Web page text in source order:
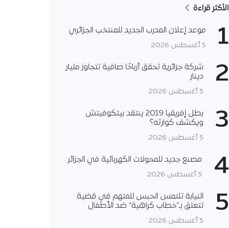
الأكثر قراءة
1 موعد إعلان المدرب الجديد للمنتخب الجزائري
5 أغسطس 2026
2
شركة جزائرية تحقق أرباحًا صافية تتجاوز مليار
دينار
5 أغسطس 2026
3
بطل إفريقيا 2019 ينتقد بيتكوفيتش
ويكشف كوارثه؟
5 أغسطس 2026
4 مصنع جديد للمحولات الكهربائية في الجزائر
5 أغسطس 2026
5
النيابة تلتمس الحبس للمتهم في قضية
تتعلق بـ”خطاب كراهية” ضد الأطفال
5 أغسطس 2026